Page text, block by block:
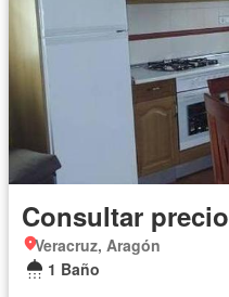
Consultar precio
Veracruz, Aragón
1 Baño